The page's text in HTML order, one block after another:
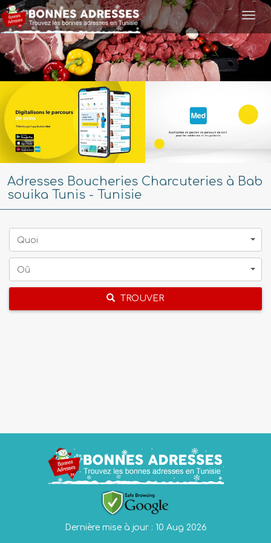
Adresses Boucheries Charcuteries à Bab
souika Tunis - Tunisie
Quoi
Oû
TROUVER
Dernière mise à jour : 10 Aug 2026